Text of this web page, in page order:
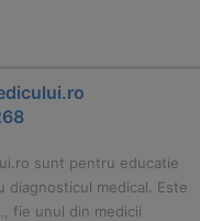
sunt pentru educatie
diagnosticul medical. Este
fie unul din medicii